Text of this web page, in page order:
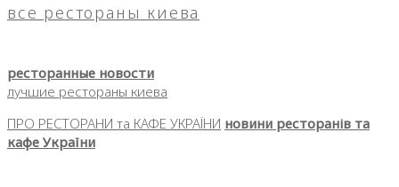
все рестораны киева
ресторанные новости
лучшие рестораны киева
ПРО РЕСТОРАНИ та КАФЕ УКРАЇНИ новини ресторанів та
кафе України